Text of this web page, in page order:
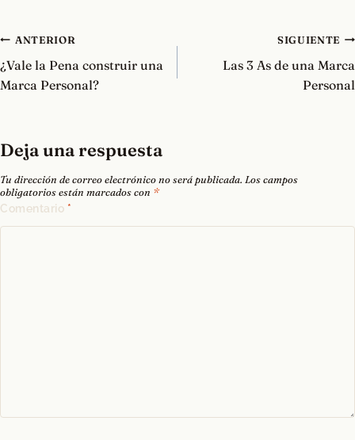
Navegación
de
entradas
ANTERIOR
¿Vale la Pena construir una
Marca Personal?
SIGUIENTE
Las 3 As de una Marca
Personal
Deja una respuesta
Tu dirección de correo electrónico no será publicada. Los campos
obligatorios están marcados con *
Comentario *